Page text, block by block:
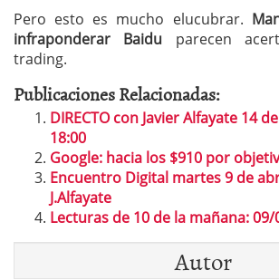
Pero esto es mucho elucubrar.
infraponderar Baidu parecen
trading.
Publicaciones Relacionadas:
DIRECTO con Javier Alfayate 14
18:00
Google: hacia los $910 por
Encuentro Digital martes 9 de
J.Alfayate
Lecturas de 10 de la mañana: 09/
Autor